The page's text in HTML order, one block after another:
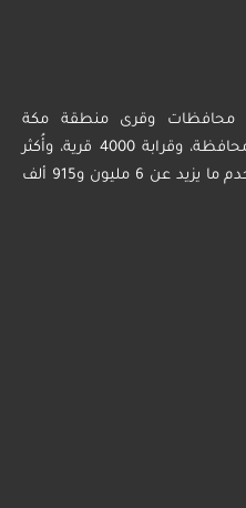
محافظات وقرى منطقة مكة
المكرمة، ويقع ضمن نطاقها 17 محافظة، وقرابة 4000 قرية، وأُكثر
من 480 جمعية ولجنة اجتماعية تخدم ما يزيد عن 6 مليون و915 ألف